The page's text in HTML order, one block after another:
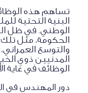
تساهم هذه
البنية التحتية
الوطني. في ظل
الحكومة، مثل تلك
والتوسع
المدنيين ذوي
الوظائف في غاية
دور المهندس في